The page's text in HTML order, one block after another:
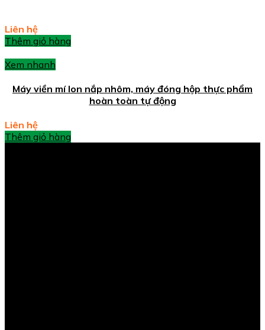
Liên hệ
Thêm giỏ hàng
Xem nhanh
Máy viền mí lon nắp nhôm, máy đóng hộp thực phẩm
hoàn toàn tự động
Liên hệ
Thêm giỏ hàng